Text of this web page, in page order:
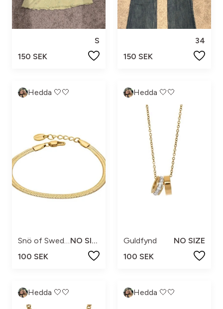
S
150 SEK
34
150 SEK
Hedda 🤍🤍
NO SIZE
100 SEK
Hedda 🤍🤍
Guldfynd
NO SIZE
100 SEK
Hedda 🤍🤍 Hedda 🤍🤍